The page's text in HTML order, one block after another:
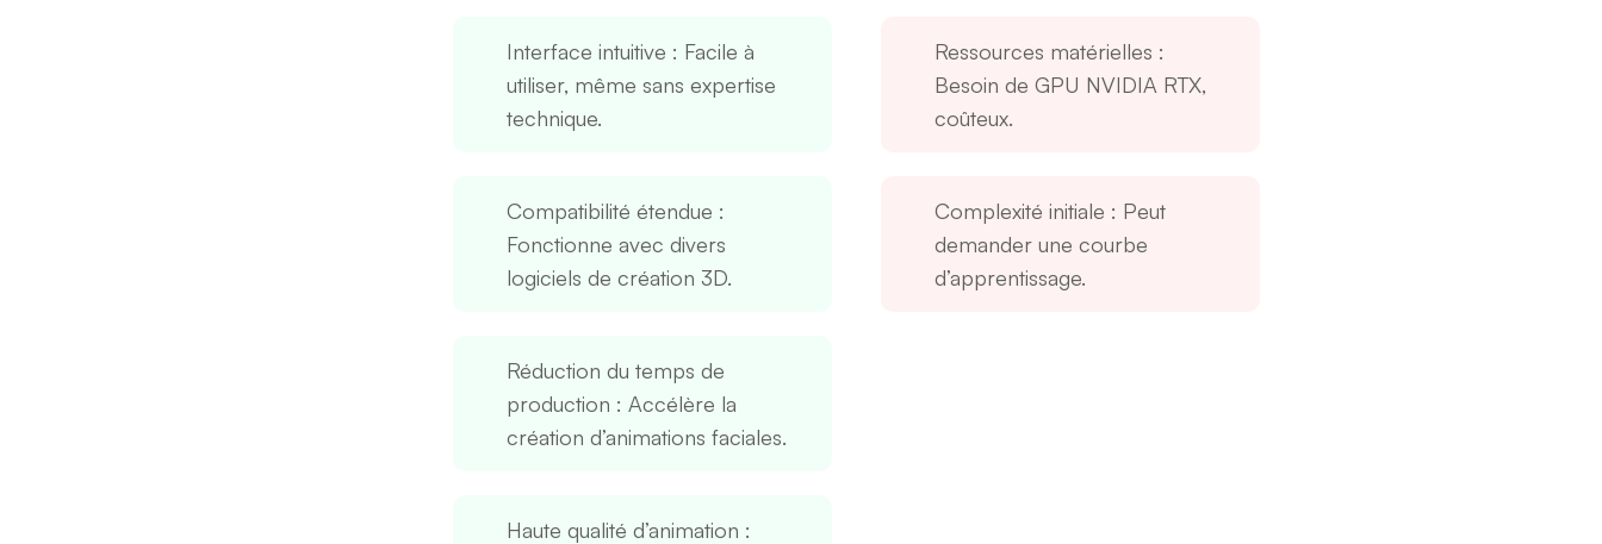
Interface intuitive : Facile à
utiliser, même sans expertise
technique.
Compatibilité étendue :
Fonctionne avec divers
logiciels de création 3D.
Réduction du temps de
production : Accélère la
création d’animations faciales.
Haute qualité d’animation :
Ressources matérielles :
Besoin de GPU NVIDIA RTX,
coûteux.
Complexité initiale : Peut
demander une courbe
d’apprentissage.